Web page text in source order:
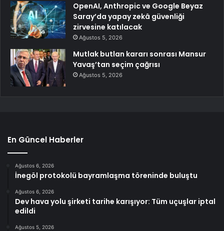
OpenAI, Anthropic ve Google Beyaz
Saray’da yapay zekâ güvenliği
zirvesine katılacak
Ağustos 5, 2026
Mutlak butlan kararı sonrası Mansur
Yavaş’tan seçim çağrısı
Ağustos 5, 2026
En Güncel Haberler
Ağustos 6, 2026
İnegöl protokolü bayramlaşma töreninde buluştu
Ağustos 6, 2026
Dev hava yolu şirketi tarihe karışıyor: Tüm uçuşlar iptal
edildi
Ağustos 5, 2026